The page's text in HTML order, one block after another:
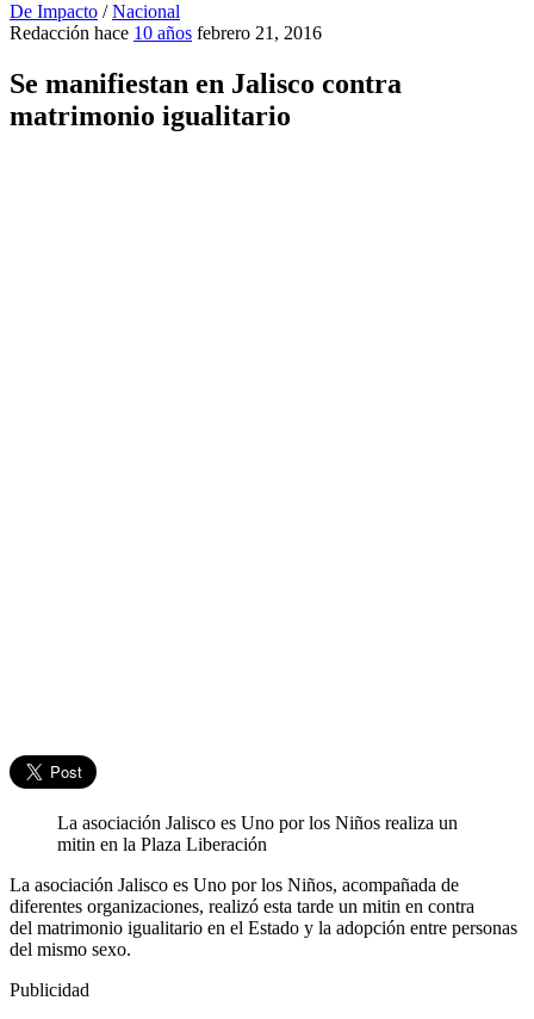
De Impacto /Nacional
Redacción hace 10 años febrero 21, 2016
Se manifiestan en Jalisco contra
matrimonio igualitario
La asociación Jalisco es Uno por los Niños realiza un
mitin en la Plaza Liberación
La asociación Jalisco es Uno por los Niños, acompañada de
diferentes organizaciones, realizó esta tarde un mitin en contra
del matrimonio igualitario en el Estado y la adopción entre personas
del mismo sexo.
Publicidad